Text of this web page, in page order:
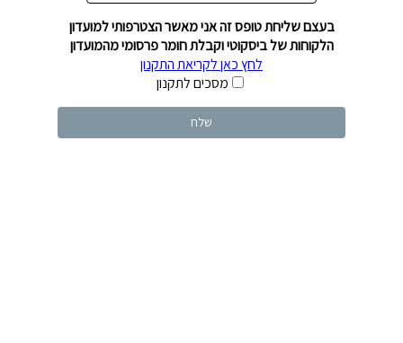
בעצם שליחת טופס זה אני מאשר הצטרפותי למועדון
הלקוחות של ביסקוטי וקבלת חומר פרסומי מהמועדון
לחץ כאן לקריאת התקנון
מסכים לתקנון
שלח